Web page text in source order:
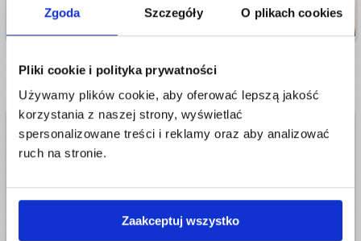
Zgoda Szczegóły O plikach cookies
Pliki cookie i polityka prywatności
Używamy plików cookie, aby oferować lepszą jakość
korzystania z naszej strony, wyświetlać
spersonalizowane treści i reklamy oraz aby analizować
ruch na stronie.
Zaakceptuj wszystko
Paczki do Bułgarii - informacje
paczkę do Bułgarii? Niezależnie od tego, czy